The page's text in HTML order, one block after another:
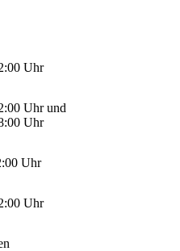
Uhr
Uhr und
Uhr
Uhr
Uhr